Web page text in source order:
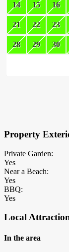
14 15 16
21 22 23
28 29 30
Property
Private Garden:
Yes
Near a Beach:
Yes
BBQ:
Yes
Local
In the area